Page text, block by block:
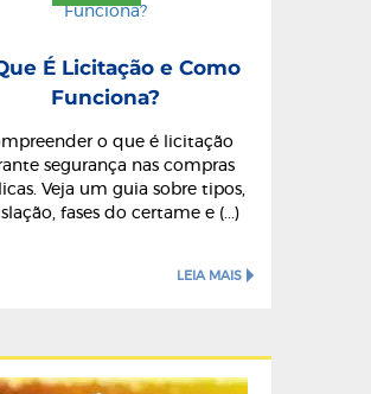
É Licitação e Como
Funciona?
o que é licitação
segurança nas compras
Veja um guia sobre tipos,
fases do certame e (...)
LEIA MAIS